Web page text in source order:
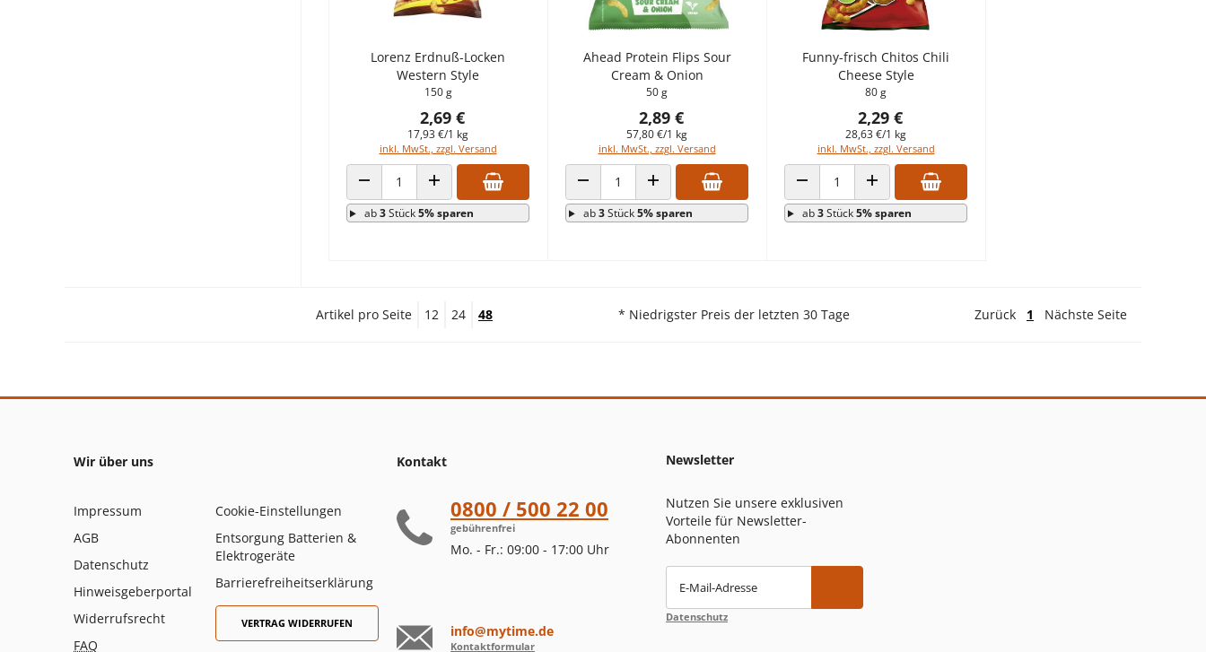
Lorenz Erdnuß-Locken
Western Style
150 g
2,69 €
17,93 €/1 kg
inkl. MwSt., zzgl. Versand
ANZAHL VERRINGERNANZAHL ERHÖHEN
ab3Stück5% sparen
Ahead Protein Flips Sour
Cream & Onion
50 g
2,89 €
57,80 €/1 kg
inkl. MwSt., zzgl. Versand
ANZAHL VERRINGERNANZAHL ERHÖHEN
ab3Stück5% sparen
Funny-frisch Chitos Chili
Cheese Style
80 g
2,29 €
28,63 €/1 kg
inkl. MwSt., zzgl. Versand
ANZAHL VERRINGERNANZAHL ERHÖHEN
ab3Stück5% sparen
Artikel pro Seite 12 24 48 * Niedrigster Preis der letzten 30 Tage Zurück 1 Nächste Seite
Wir über uns
Impressum
AGB
Datenschutz
Hinweisgeberportal
Widerrufsrecht
FAQ
Cookie-Einstellungen
Entsorgung Batterien &
Elektrogeräte
Barrierefreiheitserklärung
VERTRAG WIDERRUFEN
Kontakt
0800 / 500 22 00
gebührenfrei
Mo. - Fr.: 09:00 - 17:00 Uhr
info@mytime.de
Kontaktformular
Newsletter
Nutzen Sie unsere exklusiven
Vorteile für Newsletter-
Abonnenten
E-Mail-Adresse
Datenschutz